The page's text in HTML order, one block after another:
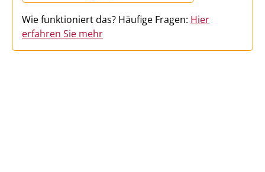
Wie funktioniert das? Häufige Fragen: Hier
erfahren Sie mehr